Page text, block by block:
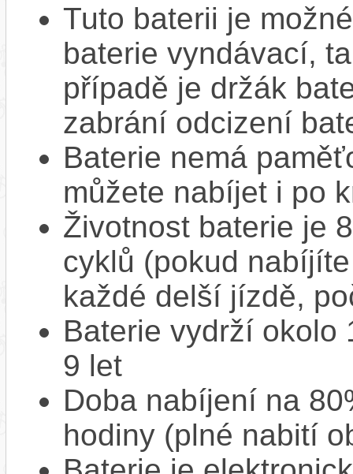
Tuto baterii je
baterie vyndávací,
případě je držák
zabrání odcizení
Baterie nemá
můžete nabíjet i po
Životnost baterie je
cyklů (pokud
každé delší jízdě,
Baterie vydrží okolo
9 let
Doba nabíjení na
hodiny (plné nabití